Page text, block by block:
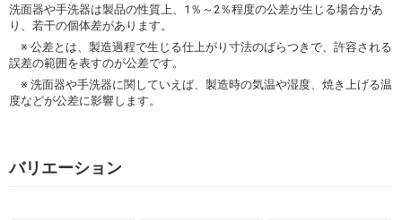
洗面器や手洗器は製品の性質上、1％～2％程度の公差が生じる場合があ
り、若干の個体差があります。
※ 公差とは、製造過程で生じる仕上がり寸法のばらつきで、許容される
誤差の範囲を表すのが公差です。
※ 洗面器や手洗器に関していえば、製造時の気温や湿度、焼き上げる温
度などが公差に影響します。
バリエーション